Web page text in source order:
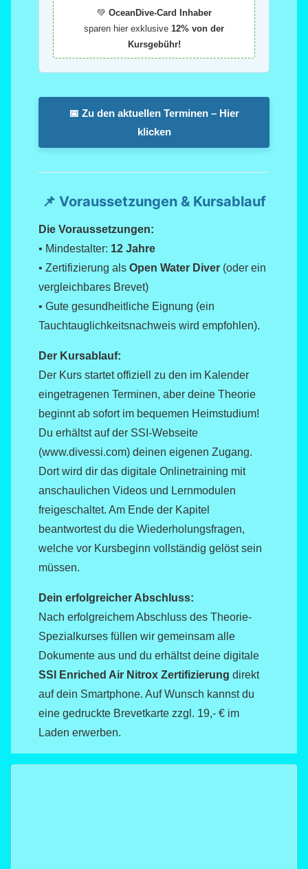
💚 OceanDive-Card Inhaber
sparen hier exklusive 12% von der
Kursgebühr!
📅 Zu den aktuellen Terminen – Hier
klicken
📌 Voraussetzungen & Kursablauf
Die Voraussetzungen:
• Mindestalter: 12 Jahre
• Zertifizierung als Open Water Diver (oder ein
vergleichbares Brevet)
• Gute gesundheitliche Eignung (ein
Tauchtauglichkeitsnachweis wird empfohlen).
Der Kursablauf:
Der Kurs startet offiziell zu den im Kalender
eingetragenen Terminen, aber deine Theorie
beginnt ab sofort im bequemen Heimstudium!
Du erhältst auf der SSI-Webseite
(www.divessi.com) deinen eigenen Zugang.
Dort wird dir das digitale Onlinetraining mit
anschaulichen Videos und Lernmodulen
freigeschaltet. Am Ende der Kapitel
beantwortest du die Wiederholungsfragen,
welche vor Kursbeginn vollständig gelöst sein
müssen.
Dein erfolgreicher Abschluss:
Nach erfolgreichem Abschluss des Theorie-
Spezialkurses füllen wir gemeinsam alle
Dokumente aus und du erhältst deine digitale
SSI Enriched Air Nitrox Zertifizierung direkt
auf dein Smartphone. Auf Wunsch kannst du
eine gedruckte Brevetkarte zzgl. 19,- € im
Laden erwerben.